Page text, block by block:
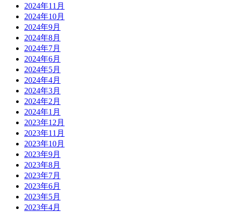
2024年11月
2024年10月
2024年9月
2024年8月
2024年7月
2024年6月
2024年5月
2024年4月
2024年3月
2024年2月
2024年1月
2023年12月
2023年11月
2023年10月
2023年9月
2023年8月
2023年7月
2023年6月
2023年5月
2023年4月